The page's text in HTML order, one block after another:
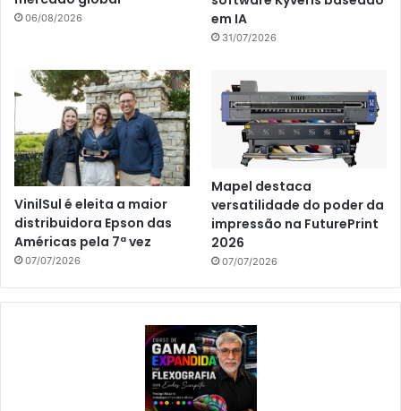
06/08/2026
em IA
31/07/2026
VinilSul é eleita a maior
distribuidora Epson das
Américas pela 7ª vez
07/07/2026
Mapel destaca
versatilidade do poder da
impressão na FuturePrint
2026
07/07/2026